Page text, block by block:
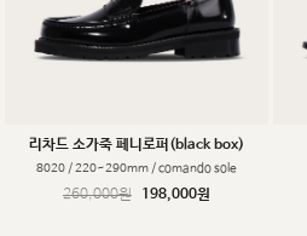
리차드 소가죽 페니로퍼(black box)
8020 / 220~290mm / comando sole
260,000원 198,000원